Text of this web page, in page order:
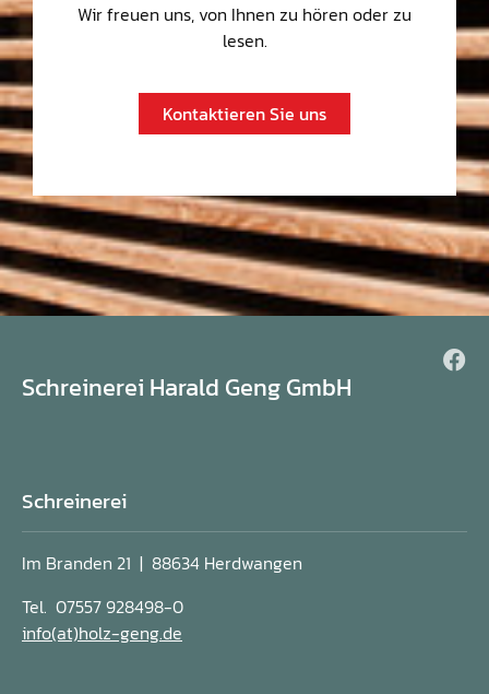
Wir freuen uns, von Ihnen zu hören oder zu
lesen.
Kontaktieren Sie uns
Schreinerei Harald Geng GmbH
Schreinerei
Im Branden 21 | 88634 Herdwangen
Tel. 07557 928498-0
info(at)holz-geng.de